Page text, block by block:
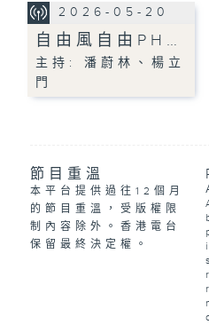
2026-05-20
自由風自由PH…
主持: 潘蔚林、楊立
門
節目重溫
本平台提供過往12個月
的節目重溫，受版權限
制內容除外。香港電台
保留最終決定權。